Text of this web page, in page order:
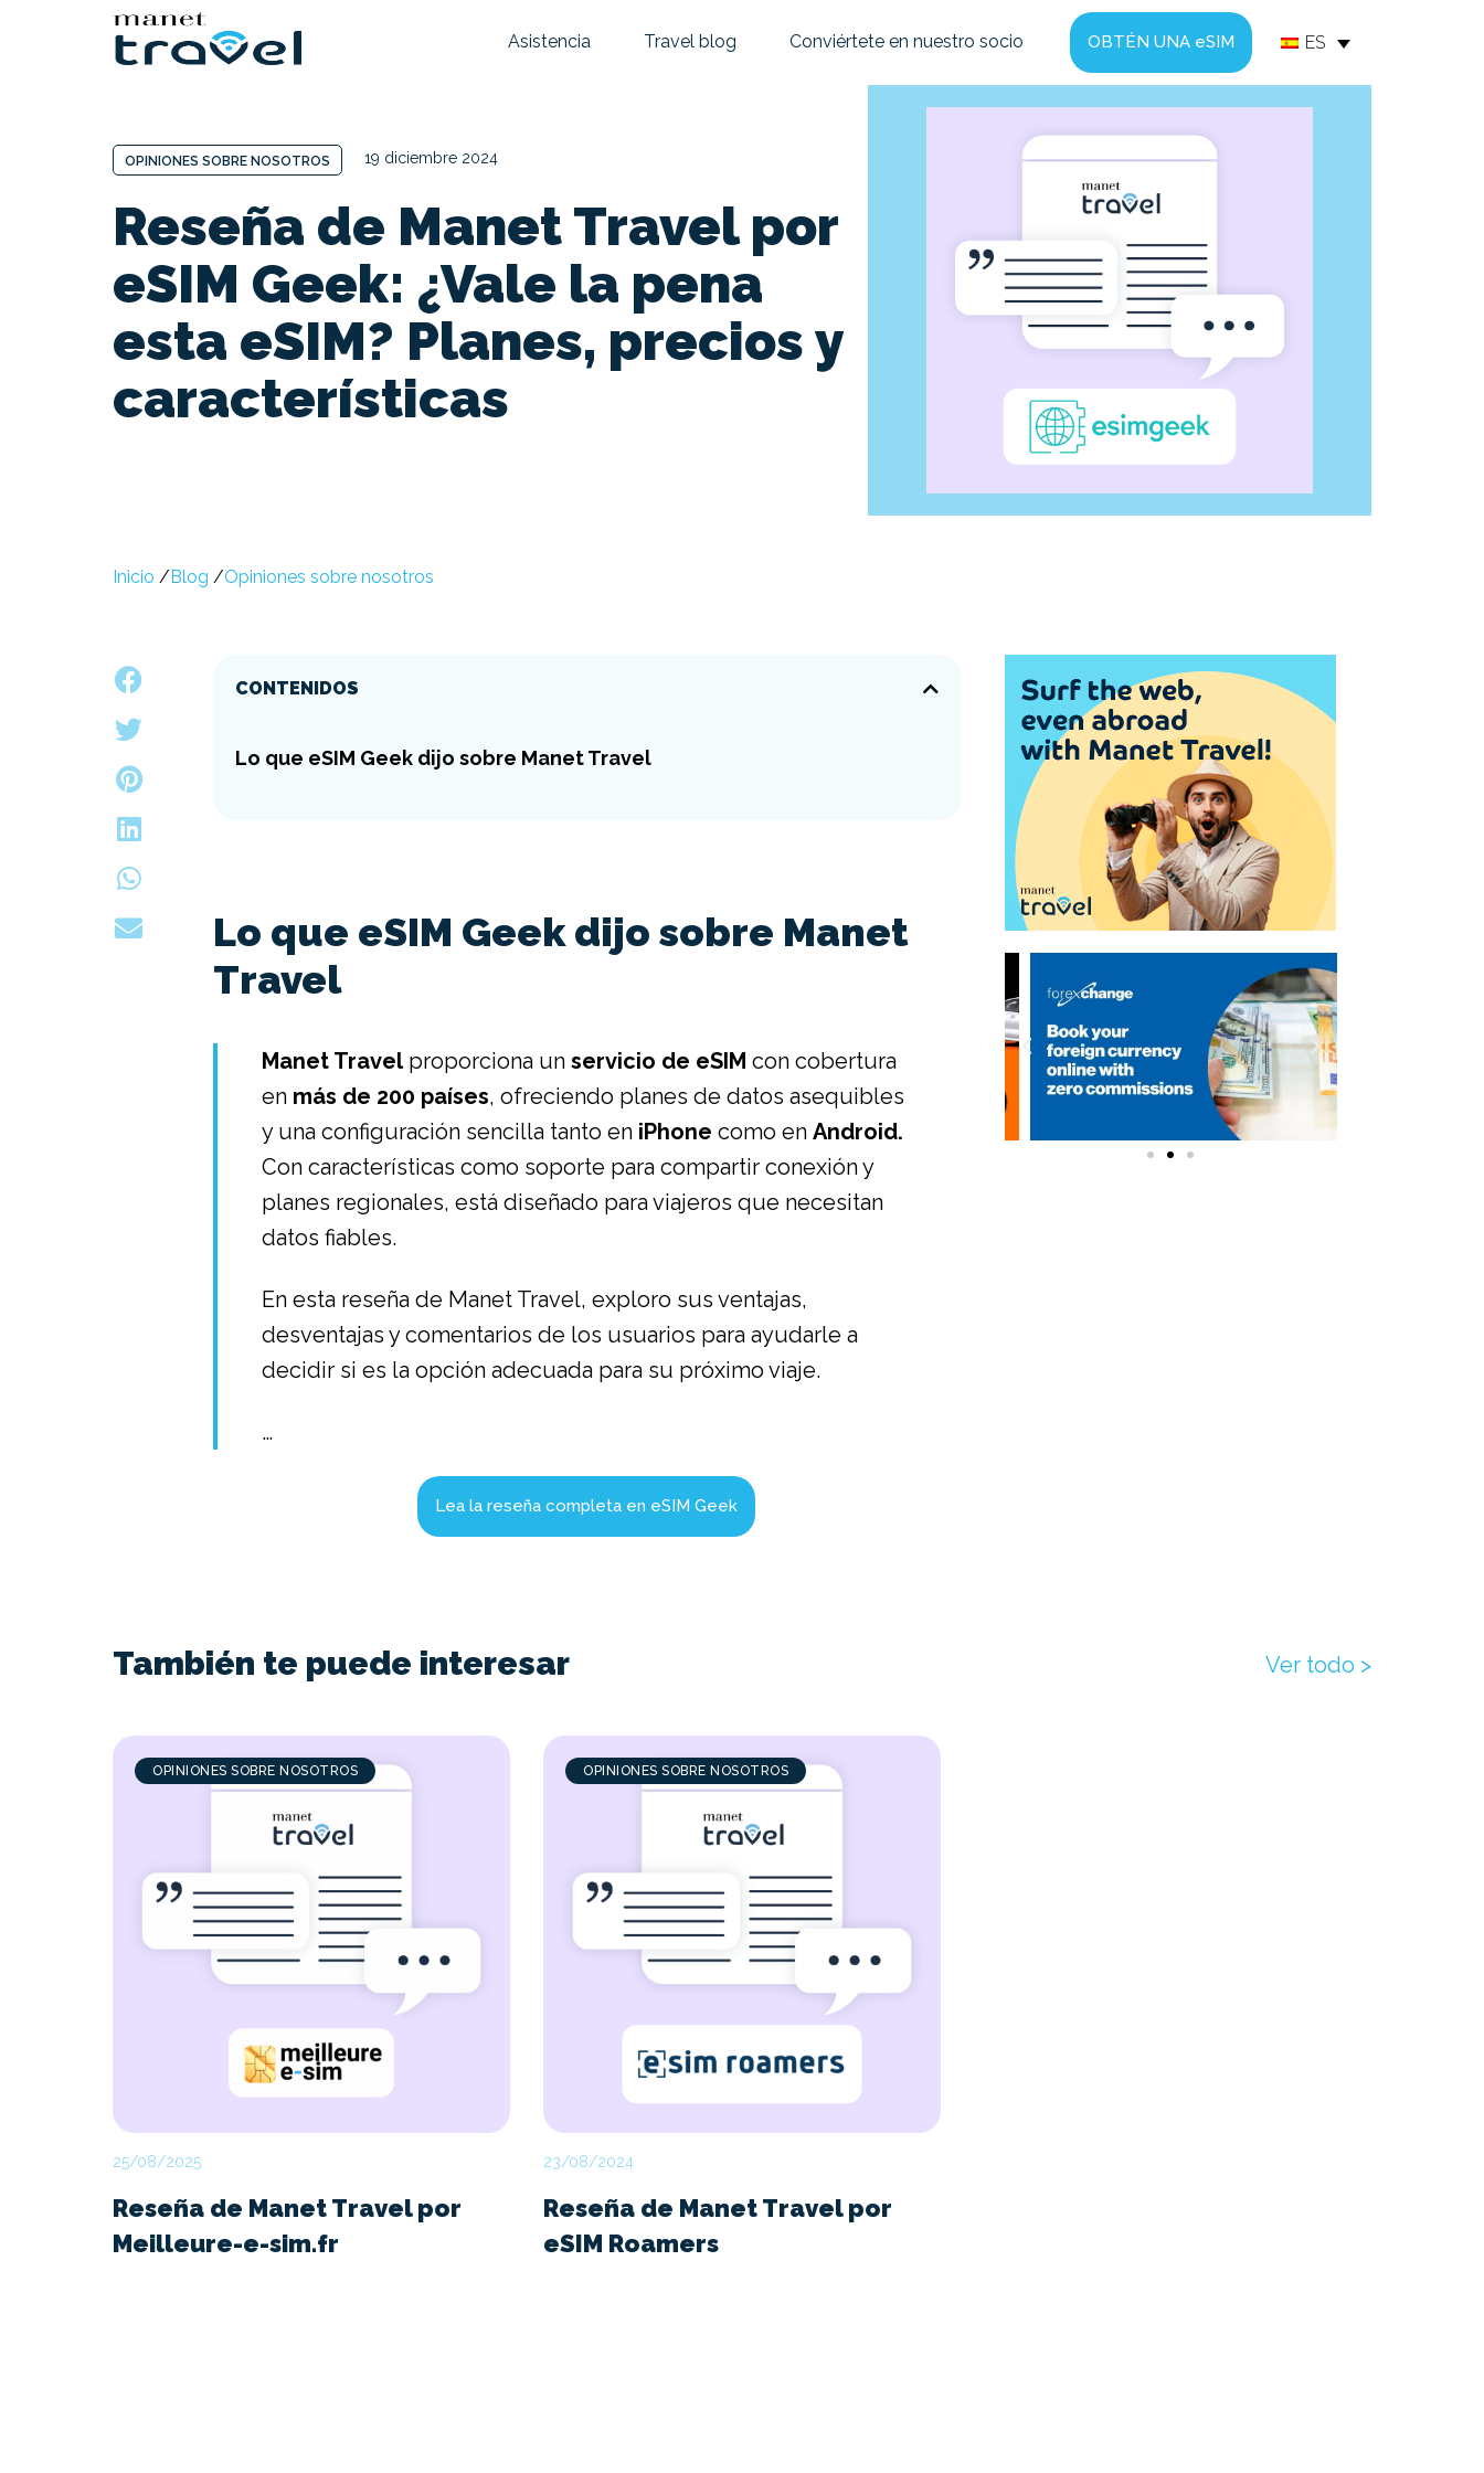
Asistencia Travel blog Conviértete en nuestro socio OBTÉN UNA eSIM ES
OPINIONES SOBRE NOSOTROS 19 diciembre 2024
Reseña de Manet Travel por
eSIM Geek: ¿Vale la pena
esta eSIM? Planes, precios y
características
Inicio /Blog /Opiniones sobre nosotros
CONTENIDOS
Lo que eSIM Geek dijo sobre Manet Travel
Lo que eSIM Geek dijo sobre Manet
Travel
Manet Travelproporciona unservicio de eSIM con cobertura
en más de 200 países, ofreciendo planes de datos asequibles
y una configuración sencilla tanto en iPhone como enAndroid.
Con características como soporte para compartir conexión y
planes regionales, está diseñado para viajeros que necesitan
datos fiables.
En esta reseña de Manet Travel, exploro sus ventajas,
desventajas y comentarios de los usuarios para ayudarle a
decidir si es la opción adecuada para su próximo viaje.
…
Lea la reseña completa en eSIM Geek
También te puede interesar Ver todo >
OPINIONES SOBRE NOSOTROS
25/08/2025
Reseña de Manet Travel por
Meilleure-e-sim.fr
OPINIONES SOBRE NOSOTROS
23/08/2024
Reseña de Manet Travel por
eSIM Roamers